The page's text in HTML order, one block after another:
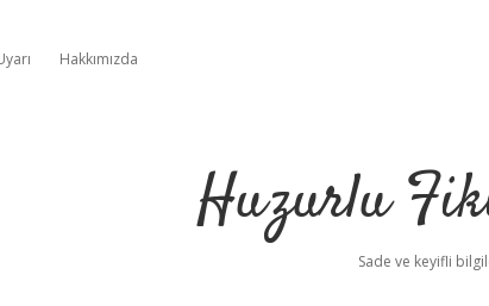
Hakkımızda
Huzurlu
Sade ve keyifli